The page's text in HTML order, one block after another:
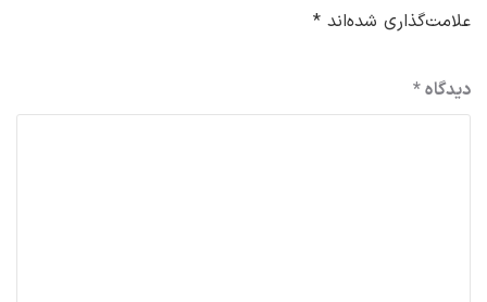
علامت‌گذاری شده‌اند *
دیدگاه*